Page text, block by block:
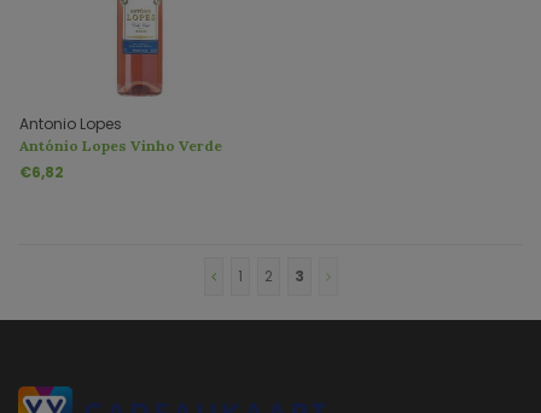
Antonio Lopes
António Lopes Vinho Verde
Rosé
€6,82
1 2 3